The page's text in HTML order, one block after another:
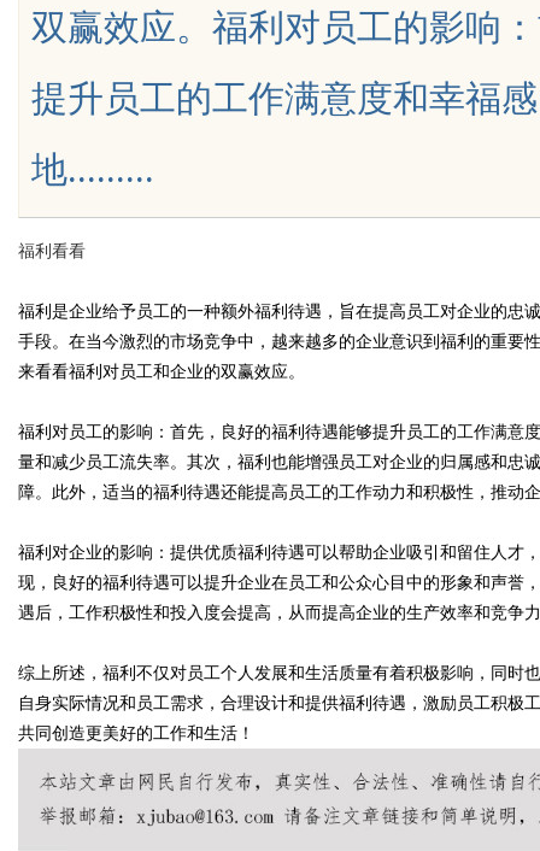
Bo
ar
双赢效应。福利对员工的影响
提升员工的工作满意度和幸福
地.........
福利看看
福利是企业给予员工的一种额外福利待遇，旨在提高员工对企业的忠
手段。在当今激烈的市场竞争中，越来越多的企业意识到福利的重要
来看看福利对员工和企业的双赢效应。
福利对员工的影响：首先，良好的福利待遇能够提升员工的工作满意
量和减少员工流失率。其次，福利也能增强员工对企业的归属感和忠
障。此外，适当的福利待遇还能提高员工的工作动力和积极性，推动
福利对企业的影响：提供优质福利待遇可以帮助企业吸引和留住人才
现，良好的福利待遇可以提升企业在员工和公众心目中的形象和声誉
遇后，工作积极性和投入度会提高，从而提高企业的生产效率和竞争
综上所述，福利不仅对员工个人发展和生活质量有着积极影响，同时
自身实际情况和员工需求，合理设计和提供福利待遇，激励员工积极
共同创造更美好的工作和生活！